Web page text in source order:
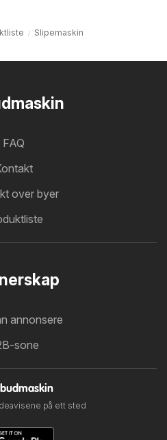
Slipemaskin
FAQ
over byer
annonsere
sone
på ett sted